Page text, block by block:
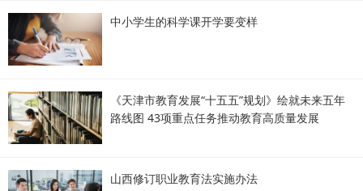
中小学生的科学课开学要变样
《天津市教育发展“十五五”规划》绘就未来五年
路线图 43项重点任务推动教育高质量发展
山西修订职业教育法实施办法